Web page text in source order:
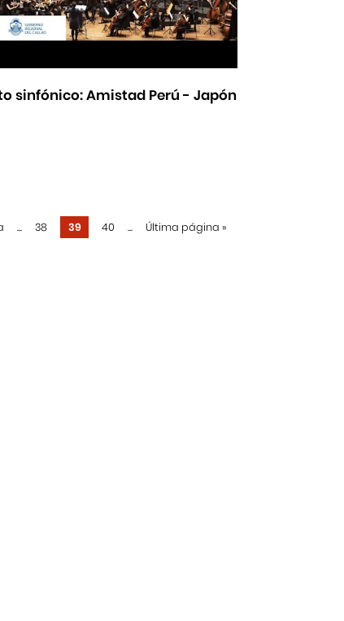
sinfónico: Amistad Perú - Japón
... 38 39 40 ... Última página »